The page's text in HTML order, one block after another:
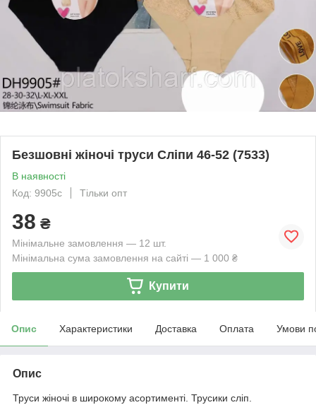
Безшовні жіночі труси Сліпи 46-52 (7533)
В наявності
Код: 9905с
Тільки опт
38 ₴
Мінімальне замовлення — 12 шт.
Мінімальна сума замовлення на сайті — 1 000 ₴
Купити
Опис Характеристики Доставка Оплата Умови
Опис
Труси жіночі в широкому асортименті. Трусики сліп.